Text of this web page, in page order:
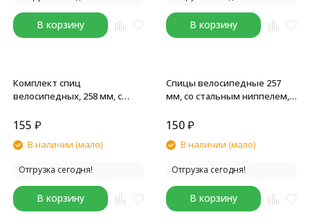
В корзину В корзину
Комплект спиц
велосипедных, 258 мм, с
18 шт
155 ₽
В наличии (мало)
Отгрузка сегодня!
В корзину
Спицы велосипедные 257
мм, со стальным ниппелем,
18 шт
150₽
В наличии (мало)
Отгрузка сегодня!
В корзину